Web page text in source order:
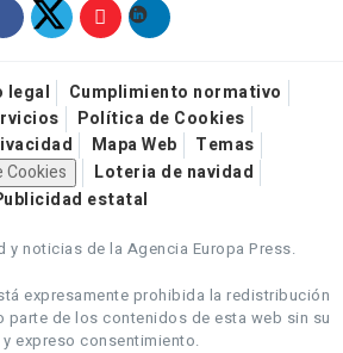
legal
Cumplimiento normativo
Política de Cookies
Mapa Web
Temas
Cookies
Loteria de navidad
estatal
y noticias de la Agencia Europa Press.
expresamente prohibida la redistribución
de los contenidos de esta web sin su
expreso consentimiento.